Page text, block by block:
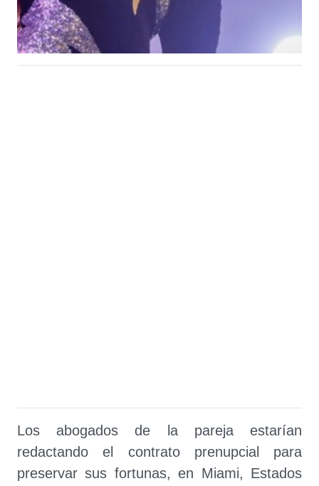
Los abogados de la pareja estarían
redactando el contrato prenupcial para
preservar sus fortunas, en Miami, Estados